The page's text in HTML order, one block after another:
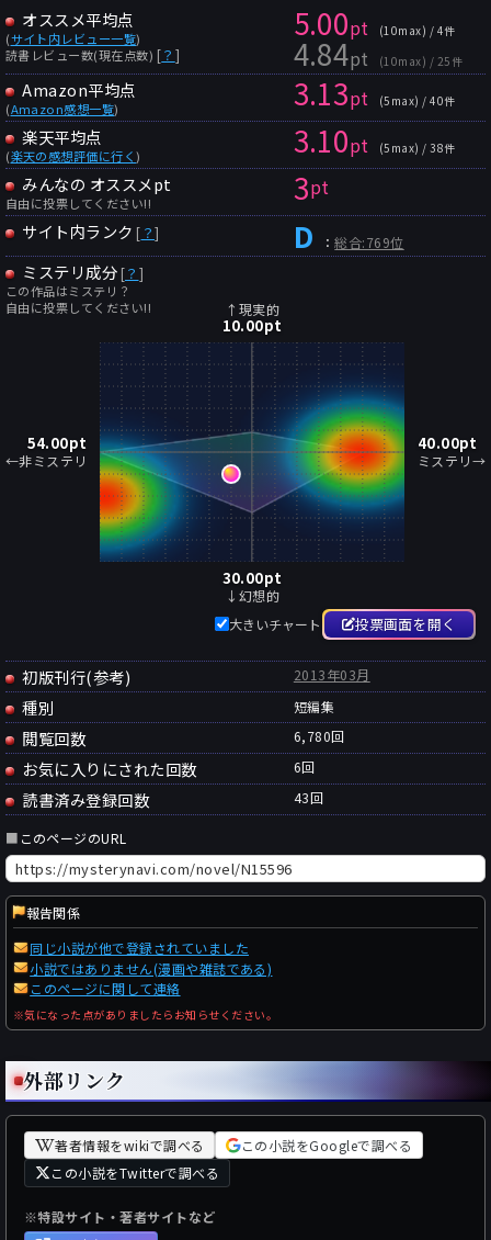
オススメ平均点
(サイト内レビュー一覧)
読書レビュー数(現在点数) [？ ]
5.00pt (10max) / 4件
4.84pt (10max) / 25件
Amazon平均点
(Amazon感想一覧) 3.13pt (5max) / 40件
楽天平均点
(楽天の感想評価に行く) 3.10pt (5max) / 38件
みんなの オススメpt
自由に投票してください!! 3pt
サイト内ランク [ ？] D ：総合:769位
ミステリ成分 [？ ]
この作品はミステリ？
自由に投票してください!!
↑現実的
10.00pt
54.00pt
←非ミステリ
40.00pt
ミステリ→
30.00pt
↓幻想的
大きいチャート
投票画面を開く
初版刊行(参考) 2013年03月
種別 短編集
閲覧回数 6,780回
お気に入りにされた回数 6回
読書済み登録回数 43回
■ このページのURL
報告関係
同じ小説が他で登録されていました
小説ではありません(漫画や雑誌である)
このページに関して連絡
※気になった点がありましたらお知らせください。
外部リンク
著者情報をwikiで調べる
この小説をGoogleで調べる
この小説をTwitterで調べる
※特設サイト・著者サイトなど